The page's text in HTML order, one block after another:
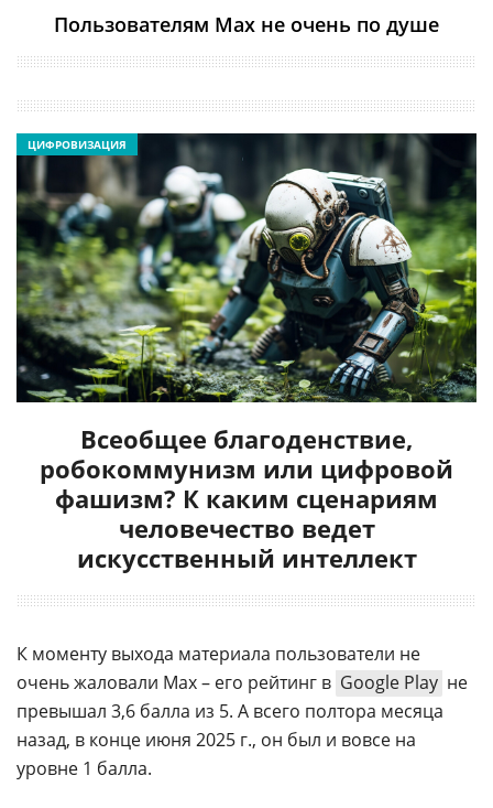
Пользователям Max не очень по душе
Всеобщее благоденствие,
робокоммунизм или цифровой
фашизм? К каким сценариям
человечество ведет
искусственный интеллект
ЦИФРОВИЗАЦИЯ
К моменту выхода материала пользователи не
очень жаловали Max – его рейтинг в Google Play не
превышал 3,6 балла из 5. А всего полтора месяца
назад, в конце июня 2025 г., он был и вовсе на
уровне 1 балла.